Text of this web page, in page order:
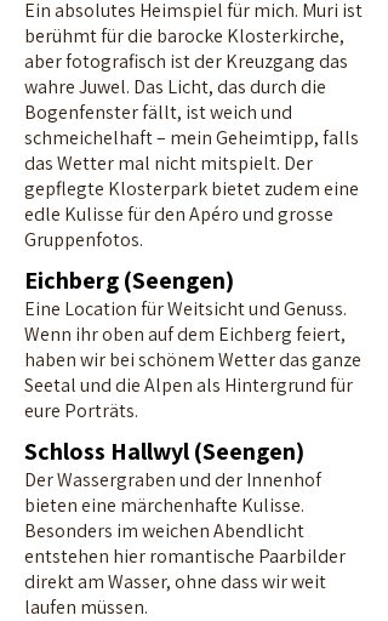
Ein absolutes Heimspiel für mich. Muri ist
berühmt für die barocke Klosterkirche,
aber fotografisch ist der Kreuzgang das
wahre Juwel. Das Licht, das durch die
Bogenfenster fällt, ist weich und
schmeichelhaft – mein Geheimtipp, falls
das Wetter mal nicht mitspielt. Der
gepflegte Klosterpark bietet zudem eine
edle Kulisse für den Apéro und grosse
Gruppenfotos.
Eichberg (Seengen)
Eine Location für Weitsicht und Genuss.
Wenn ihr oben auf dem Eichberg feiert,
haben wir bei schönem Wetter das ganze
Seetal und die Alpen als Hintergrund für
eure Porträts.
Schloss Hallwyl (Seengen)
Der Wassergraben und der Innenhof
bieten eine märchenhafte Kulisse.
Besonders im weichen Abendlicht
entstehen hier romantische Paarbilder
direkt am Wasser, ohne dass wir weit
laufen müssen.